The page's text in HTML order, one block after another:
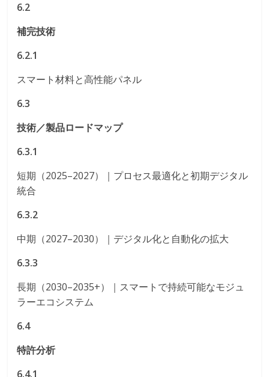
6.2
補完技術
6.2.1
スマート材料と高性能パネル
6.3
技術／製品ロードマップ
6.3.1
短期（2025–2027）｜プロセス最適化と初期デジタル
統合
6.3.2
中期（2027–2030）｜デジタル化と自動化の拡大
6.3.3
長期（2030–2035+）｜スマートで持続可能なモジュ
ラーエコシステム
6.4
特許分析
6.4.1